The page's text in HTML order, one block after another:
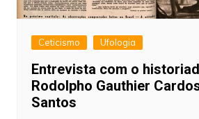
Ceticismo Ufologia
Entrevista com o
Rodolpho Gauthier
Santos